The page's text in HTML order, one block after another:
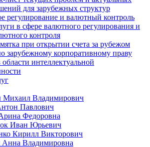
для зарубежных структур
регулирование и валютный контроль
в сфере валютного регулирования и
контроля
при открытии счета за рубежом
зарубежному корпоративному праву
интеллектуальной
Михаил Владимирович
Павлович
Федоровна
Иван Юрьевич
Кирилл Викторович
Анна Владимировна